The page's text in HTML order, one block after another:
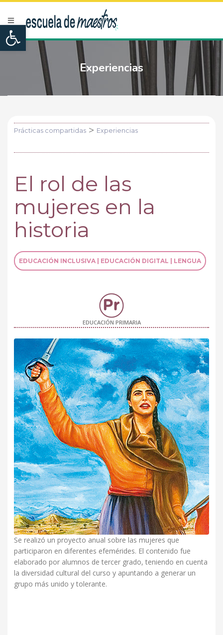
Open toolbar
Experiencias
Prácticas compartidas> Experiencias
El rol de las
mujeres en la
historia
EDUCACIÓN INCLUSIVA | EDUCACIÓN DIGITAL | LENGUA
EDUCACIÓN PRIMARIA
Se realizó un proyecto anual sobre las mujeres que
participaron en diferentes efemérides. El contenido fue
elaborado por alumnos de tercer grado, teniendo en cuenta
la diversidad cultural del curso y apuntando a generar un
grupo más unido y tolerante.